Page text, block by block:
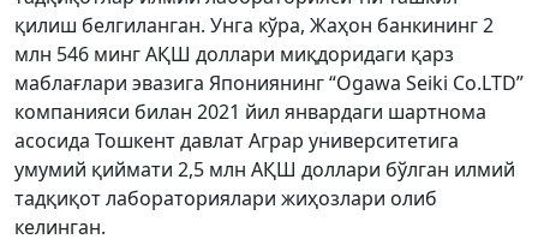
қилиш белгиланган. Унга кўра, Жаҳон банкининг 2
млн 546 минг АҚШ доллари миқдоридаги қарз
маблағлари эвазига Япониянинг “Ogawa Seiki Co.LTD”
компанияси билан 2021 йил январдаги шартнома
асосида Тошкент давлат Аграр университетига
умумий қиймати 2,5 млн АҚШ доллари бўлган илмий
тадқиқот лабораториялари жиҳозлари олиб
келинган.